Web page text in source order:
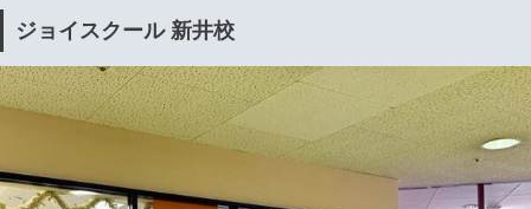
ジョイスクール 新井校